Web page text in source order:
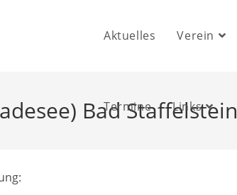
Aktuelles Verein
Termine Links
Bad Staffelstein